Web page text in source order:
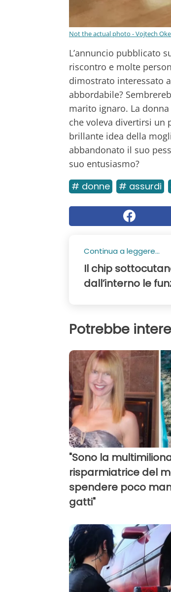
Not the actual photo - Vojtech
L’annuncio pubblicato
riscontro e molte
dimostrato interessato
abbordabile?
marito ignaro. La
che voleva divertirsi un
brillante idea della
abbandonato il suo
suo entusiasmo?
# donne # assurdi
Continua a leggere...
Il chip
dall’interno le
Potrebbe
"Sono la
risparmiatrice del
spendere poco
gatti"